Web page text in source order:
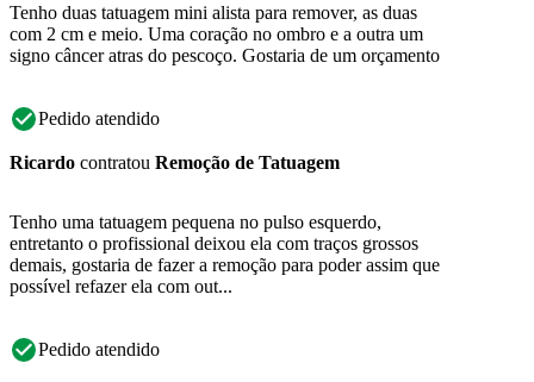
Tenho duas tatuagem mini alista para remover, as duas
com 2 cm e meio. Uma coração no ombro e a outra um
signo câncer atras do pescoço. Gostaria de um orçamento
Pedido atendido
Ricardo contratou Remoção de Tatuagem
Tenho uma tatuagem pequena no pulso esquerdo,
entretanto o profissional deixou ela com traços grossos
demais, gostaria de fazer a remoção para poder assim que
possível refazer ela com out...
Pedido atendido